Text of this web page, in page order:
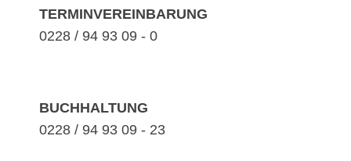
TERMINVEREINBARUNG
0228 / 94 93 09 - 0
BUCHHALTUNG
0228 / 94 93 09 - 23